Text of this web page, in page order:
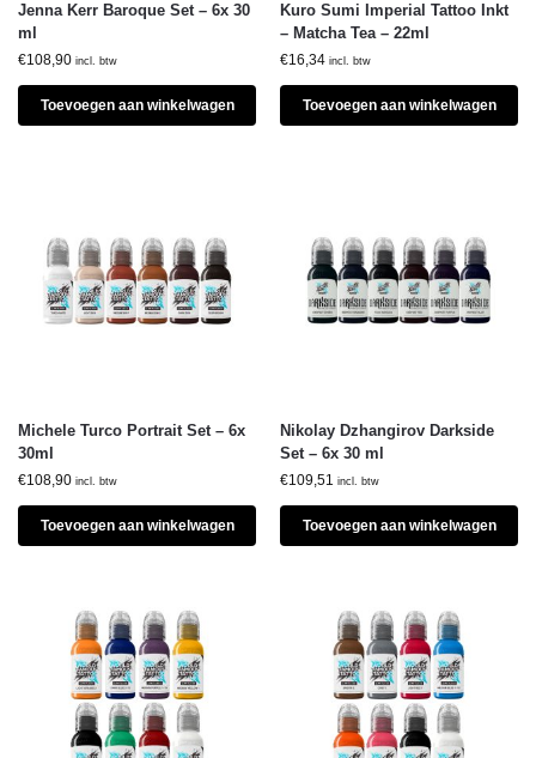
Jenna Kerr Baroque Set – 6x 30
ml
€108,90 incl. btw
Toevoegen aan winkelwagen
Kuro Sumi Imperial Tattoo Inkt
– Matcha Tea – 22ml
€16,34 incl. btw
Toevoegen aan winkelwagen
Michele Turco Portrait Set – 6x
30ml
€108,90 incl. btw
Toevoegen aan winkelwagen
Nikolay Dzhangirov Darkside
Set – 6x 30 ml
€109,51 incl. btw
Toevoegen aan winkelwagen